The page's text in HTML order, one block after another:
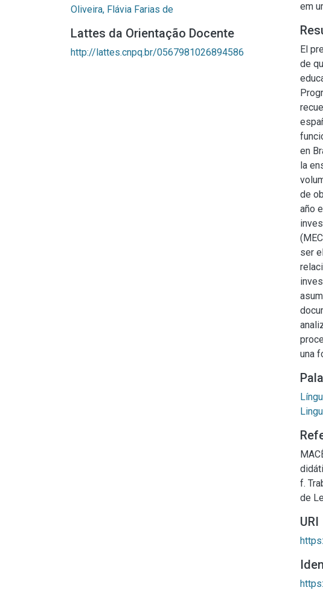
Oliveira, Flávia Farias de
Lattes da Orientação Docente
http://lattes.cnpq.br/0567981026894586
em
El
de
en
la
de
año
ser
una
f.
de
URI